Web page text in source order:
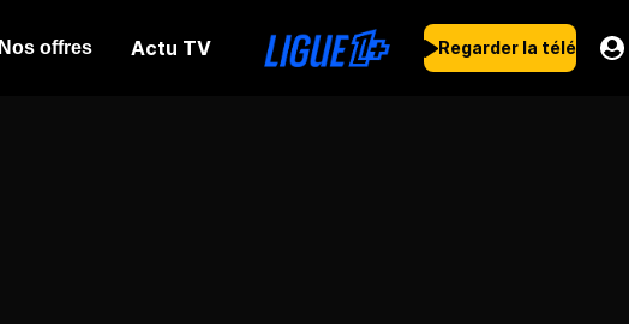
Nos offres Actu TV Regarder la télé